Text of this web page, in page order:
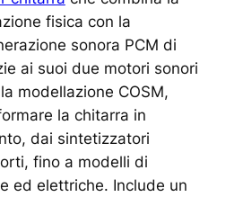
fisica con la
sonora PCM di
ai suoi due motori sonori
modellazione COSM,
la chitarra in
dai sintetizzatori
fino a modelli di
ed elettriche. Include un